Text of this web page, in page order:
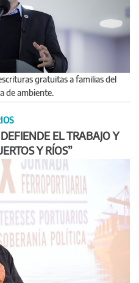
de ambiente.
EL TRABAJO Y
Y RÍOS”